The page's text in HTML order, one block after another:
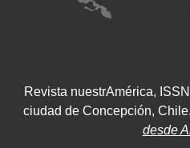
Revista nuestrAmérica, ISSN
ciudad de Concepción, Chile.
desde